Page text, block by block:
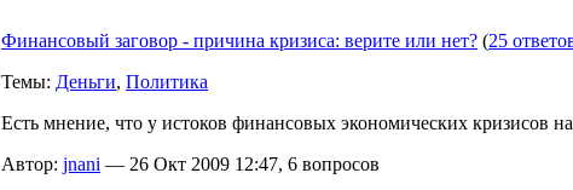
Финансовый заговор - причина кризиса: верите или нет? (25
Темы: Деньги, Политика
Есть мнение, что у истоков финансовых экономических кризисов
Автор: jnani — 26 Окт 2009 12:47, 6 вопросов